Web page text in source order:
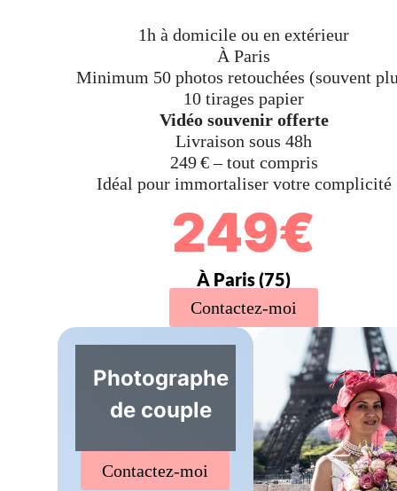
1h à domicile ou en extérieur
À Paris
Minimum 50 photos retouchées (souvent
10 tirages papier
Vidéo souvenir offerte
Livraison sous 48h
249 € – tout compris
Idéal pour immortaliser votre complicité
249€
À Paris (75)
Contactez-moi
Photographe
de couple
Contactez-moi